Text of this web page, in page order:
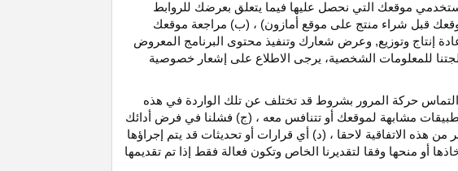
موقعك التي نحصل عليها فيما يتعلق بعرضك للروابط
قبل شراء منتج على موقع أمازون) ، (ب) مراجعة موقعك
إنتاج وتوزيع, وعرض شعارك وتنفيذ محتوى البرنامج المعروض
للمعلومات الشخصية، يرجى الاطلاع على إشعار خصوصية
التماس حركة المرور بشروط قد تختلف عن تلك الواردة في هذه
مشابهة لموقعك أو تتنافس معه ، (ج) فشلنا في فرض أدائك
الاتفاقية لاحقا ، (د) أي قرارات أو تحديثات قد يتم إجراؤها
أو منحها وفقا لتقديرنا الخاص وتكون فعالة فقط إذا تم تقديمها